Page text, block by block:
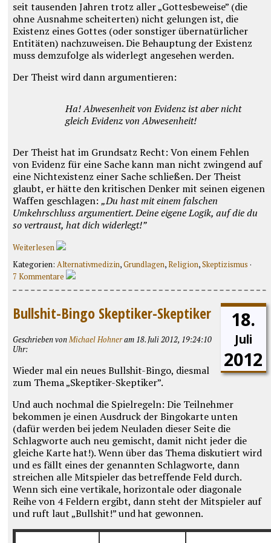
seit tausenden Jahren trotz aller „Gottesbeweise” (die
ohne Ausnahme scheiterten) nicht gelungen ist, die
Existenz eines Gottes (oder sonstiger übernatürlicher
Entitäten) nachzuweisen. Die Behauptung der Existenz
muss demzufolge als widerlegt angesehen werden.
Der Theist wird dann argumentieren:
Ha! Abwesenheit von Evidenz ist aber nicht
gleich Evidenz von Abwesenheit!
Der Theist hat im Grundsatz Recht: Von einem Fehlen
von Evidenz für eine Sache kann man nicht zwingend auf
eine Nichtexistenz einer Sache schließen. Der Theist
glaubt, er hätte den kritischen Denker mit seinen eigenen
Waffen geschlagen: „Du hast mit einem falschen
Umkehrschluss argumentiert. Deine eigene Logik, auf die du
so vertraust, hat dich widerlegt!”
Weiterlesen
Kategorien: Alternativmedizin,Grundlagen,Religion,Skeptizismus ·
7 Kommentare
18.
Juli
2012
Bullshit-Bingo Skeptiker-Skeptiker
Geschrieben vonMichael Hohneram 18. Juli 2012, 19:24:10
Uhr:
Wieder mal ein neues Bullshit-Bingo, diesmal
zum Thema „Skeptiker-Skeptiker”.
Und auch nochmal die Spielregeln: Die Teilnehmer
bekommen je einen Ausdruck der Bingokarte unten
(dafür werden bei jedem Neuladen dieser Seite die
Schlagworte auch neu gemischt, damit nicht jeder die
gleiche Karte hat!). Wenn über das Thema diskutiert wird
und es fällt eines der genannten Schlagworte, dann
streichen alle Mitspieler das betreffende Feld durch.
Wenn sich eine vertikale, horizontale oder diagonale
Reihe von 4 Feldern ergibt, dann steht der Mitspieler auf
und ruft laut „Bullshit!” und hat gewonnen.